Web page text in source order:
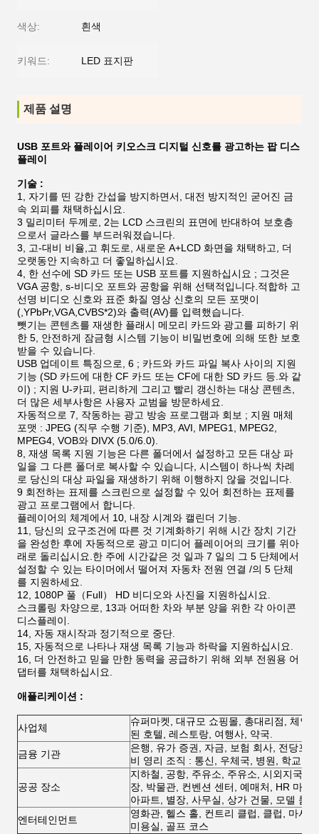
색상: 흰색
키워드: LED 표지판
제품 설명
USB 포트와 플레이어 키오스크 디지털 신호를 광고하는 팝 디스
플레이
기술 :
1, 자기를 띤 강한 간섭을 방지하면서, 대전 방지적인 굳어진 금
속 외피를 채택하십시요.
3 밀리미터 두께로, 2는 LCD 스크린의 표면에 반대하여 보호층
으로서 글라스를 부드러워졌습니다.
3, 고-대비 비율,고 휘도로, 새로운 A+LCD 화면을 채택하고, 더
오랫동안 지속하고 더 좋일하십시요.
4, 한 선수에 SD 카드 또는 USB 포트를 지원하십시요 ; 그것은
VGA 공항, s-비디오 포트와 공항을 위해 선택적입니다.적합하 고
선명 비디오 신호와 표준 화질 영상 신호의 모든 포맷이
(,YPbPr,VGA,CVBS*2)와 출력(AV)를 입력했습니다.
뺏기는 콘텐츠를 재생한 플래시 메모리 카드와 광고를 피하기 위
한 5, 안전하게 잠금형 시스템 기능이 비밀번호에 의해 또한 보호
받을 수 있습니다.
USB 업데이트 특징으로, 6 ; 카드와 카드 파일 복사 사이의 지원
기능 (SD 카드에 대한 CF 카드 또는 CF에 대한 SD 카드 등.와 같
이) ; 지원 U-카피, 편리하게 그리고 빨리 갱신하는 대상 콘텐츠,
더 많은 세부사항은 사용자 교범을 방문하세요.
자동적으로 7, 작동하는 광고 방송 프로그램과 회보 ; 지원 매체
포맷 : JPEG (직무 수행 기준), MP3, AVI, MPEG1, MPEG2,
MPEG4, VOB와 DIVX (5.0/6.0).
8, 재생 목록 지원 기능은 다른 폴더에서 설정하고 모든 대상 파
일을 그 다른 폴더로 복사할 수 있습니다, 시스템이 하나씩 차례
로 당신의 대상 파일을 재생하기 위해 이행하지 않을 것입니다.
9 회전하는 표제를 스크린으로 설정할 수 있어 회전하는 표제를
광고 프로그램에서 합니다.
플레이어의 체계에서 10, 내장 시계와 캘린더 기능.
11, 당신의 요구조건에 따른 것 기계화하기 위해 시간 장치 기간
을 완성한 후에 자동적으로 광고 미디어 플레이어의 크기를 위아
래로 돌리십시요.한 주에 시간같은 것 일과 7 일의 그 5 단체에서
설정할 수 있는 타이머에서 떨어져 자동차 전원 연결 /의 5 단체
를 지원하세요.
12, 1080P 풀（Full） HD 비디오와 사진을 지원하십시요.
스크롤링 차양으로, 13과 어떠한 차와 부분 양을 위한 각 아이콘
디스플레이.
14, 자동 재시작과 정기적으로 중단.
15, 자동적으로 나타나 재생 목록 기능과 하락을 지원하십시요.
16, 더 안전하고 믿을 만한 동력을 공급하기 위해 외부 전원용 어
댑터를 채택하십시요.
애플리케이션 :
사업체
슈퍼마켓, 대규모 쇼핑몰, 총대리점, 체인
된 호텔, 레스토랑, 여행사, 약국.
금융 기관
은행, 유가 증권, 자금, 보험 회사, 전당포 ;
비 영리 조직 : 통신, 우체국, 병원, 학교 ;
공공 장소
지하철, 공항, 주유소, 주유소, 시외지국,
장, 박물관, 컨벤션 센터, 예매처, HR 마케
아파트, 별장, 사무실, 상가 건물, 모델 룸,
엔터테인먼트
영화관, 헬스 홀, 컨트리 클럽, 클럽, 마사
미용실, 골프 코스